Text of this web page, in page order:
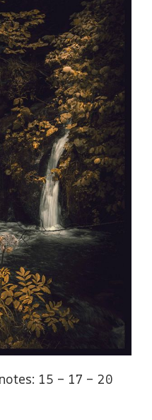
15 – 17 – 20